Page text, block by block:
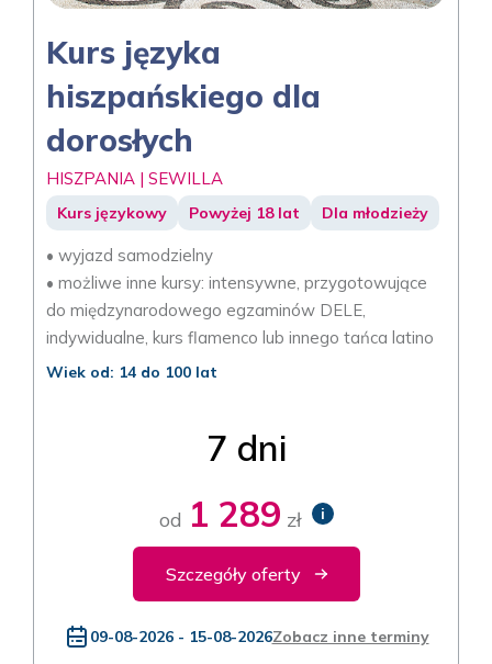
Kurs języka
hiszpańskiego dla
dorosłych
HISZPANIA | SEWILLA
Kurs językowy Powyżej 18 lat Dla młodzieży
• wyjazd samodzielny
• możliwe inne kursy: intensywne, przygotowujące
do międzynarodowego egzaminów DELE,
indywidualne, kurs flamenco lub innego tańca latino
Wiek od: 14 do 100 lat
7 dni
od 1 289 zł i
Szczegóły oferty
09-08-2026 - 15-08-2026Zobacz inne terminy